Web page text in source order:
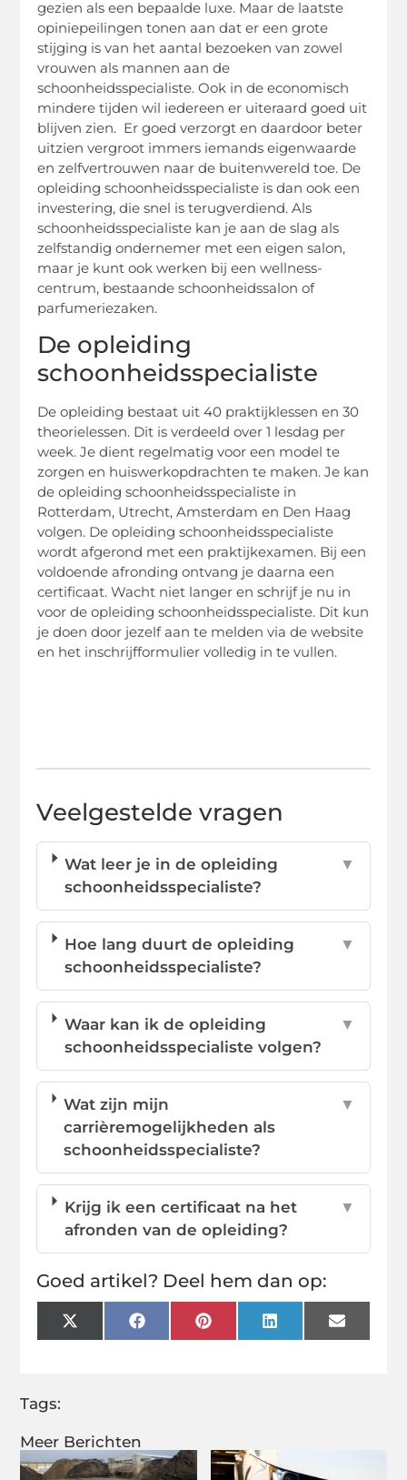
Meer Berichten
gezien als een bepaalde luxe. Maar de laatste
opiniepeilingen tonen aan dat er een grote
stijging is van het aantal bezoeken van zowel
vrouwen als mannen aan de
schoonheidsspecialiste. Ook in de economisch
mindere tijden wil iedereen er uiteraard goed uit
blijven zien. Er goed verzorgt en daardoor beter
uitzien vergroot immers iemands eigenwaarde
en zelfvertrouwen naar de buitenwereld toe. De
opleiding schoonheidsspecialiste is dan ook een
investering, die snel is terugverdiend. Als
schoonheidsspecialiste kan je aan de slag als
zelfstandig ondernemer met een eigen salon,
maar je kunt ook werken bij een wellness-
centrum, bestaande schoonheidssalon of
parfumeriezaken.
De opleiding
schoonheidsspecialiste
De opleiding bestaat uit 40 praktijklessen en 30
theorielessen. Dit is verdeeld over 1 lesdag per
week. Je dient regelmatig voor een model te
zorgen en huiswerkopdrachten te maken. Je kan
de opleiding schoonheidsspecialiste in
Rotterdam, Utrecht, Amsterdam en Den Haag
volgen. De opleiding schoonheidsspecialiste
wordt afgerond met een praktijkexamen. Bij een
voldoende afronding ontvang je daarna een
certificaat. Wacht niet langer en schrijf je nu in
voor de opleiding schoonheidsspecialiste. Dit kun
je doen door jezelf aan te melden via de website
en het inschrijfformulier volledig in te vullen.
Veelgestelde vragen
Wat leer je in de opleiding
schoonheidsspecialiste?
▼
Hoe lang duurt de opleiding
schoonheidsspecialiste?
▼
Waar kan ik de opleiding
schoonheidsspecialiste volgen?
▼
Wat zijn mijn
carrièremogelijkheden als
schoonheidsspecialiste?
▼
Krijg ik een certificaat na het
afronden van de opleiding?
▼
Goed artikel? Deel hem dan op:
X
(Twitter)
FacebookPinterestLinkedInEmail
Tags: